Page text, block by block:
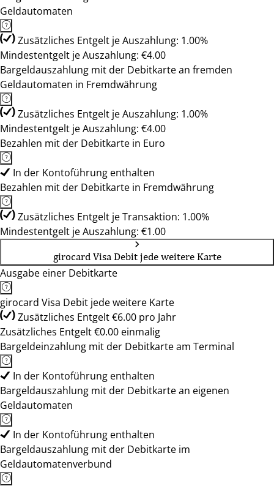
Geldautomaten
Zusätzliches Entgelt je Auszahlung: 1.00%
Mindestentgelt je Auszahlung: €4.00
Bargeldauszahlung mit der Debitkarte an fremden
Geldautomaten in Fremdwährung
Zusätzliches Entgelt je Auszahlung: 1.00%
Mindestentgelt je Auszahlung: €4.00
Bezahlen mit der Debitkarte in Euro
In der Kontoführung enthalten
Bezahlen mit der Debitkarte in Fremdwährung
Zusätzliches Entgelt je Transaktion: 1.00%
Mindestentgelt je Auszahlung: €1.00
girocard Visa Debit jede weitere Karte
Ausgabe einer Debitkarte
girocard Visa Debit jede weitere Karte
Zusätzliches Entgelt €6.00 pro Jahr
Zusätzliches Entgelt €0.00 einmalig
Bargeldeinzahlung mit der Debitkarte am Terminal
In der Kontoführung enthalten
Bargeldauszahlung mit der Debitkarte an eigenen
Geldautomaten
In der Kontoführung enthalten
Bargeldauszahlung mit der Debitkarte im
Geldautomatenverbund